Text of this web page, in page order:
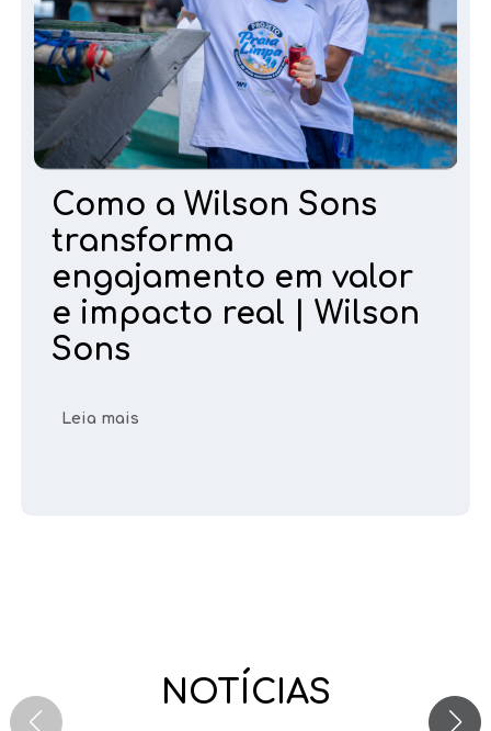
Como a Wilson Sons
transforma
engajamento em valor
e impacto real | Wilson
Sons
Leia mais
NOTÍCIAS